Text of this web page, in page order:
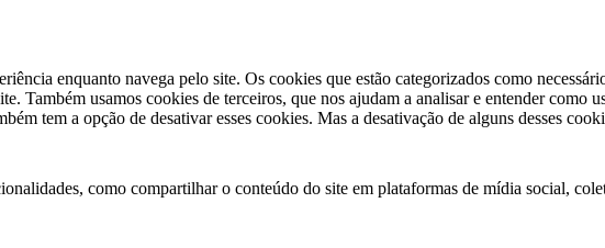
enquanto navega pelo site. Os cookies que estão categorizados como
Também usamos cookies de terceiros, que nos ajudam a analisar e entender como
tem a opção de desativar esses cookies. Mas a desativação de alguns desses
como compartilhar o conteúdo do site em plataformas de mídia social,